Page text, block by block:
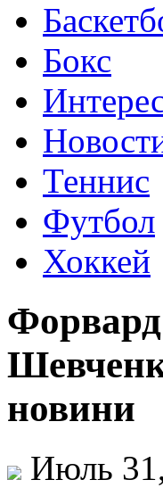
Бокс
Теннис
Футбол
Хоккей
новини
Июль